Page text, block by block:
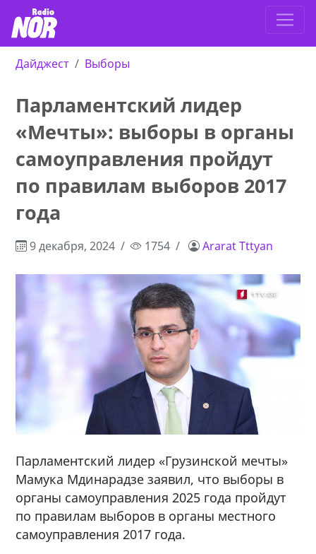
Дайджест Выборы
Парламентский лидер
«Мечты»: выборы в органы
самоуправления пройдут
по правилам выборов 2017
года
9 декабря, 2024 1754 Ararat Tttyan
Парламентский лидер «Грузинской мечты»
Мамука Мдинарадзе заявил, что выборы в
органы самоуправления 2025 года пройдут
по правилам выборов в органы местного
самоуправления 2017 года.